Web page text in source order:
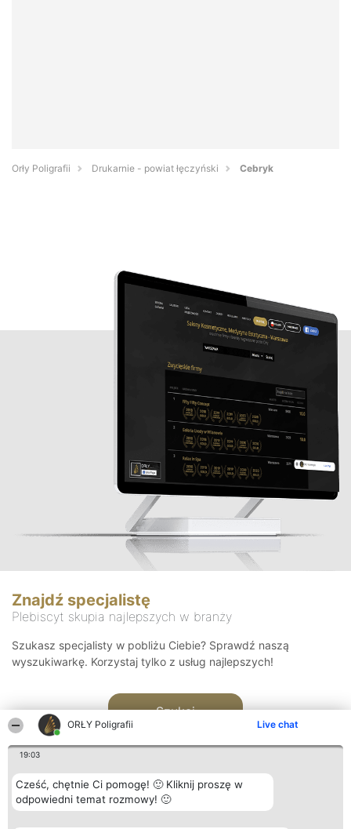
ORŁY Poligrafii Live chat
19:03
Cześć, chętnie Ci pomogę! 🙂 Kliknij proszę w
odpowiedni temat rozmowy! 🙂
Orły Poligrafii Drukarnie - powiat łęczyński Cebryk
Znajdź specjalistę
Plebiscyt skupia najlepszych w branży
Szukasz specjalisty w pobliżu Ciebie? Sprawdź naszą
wyszukiwarkę. Korzystaj tylko z usług najlepszych!
Szukaj
Organizator plebiscytu Plebiscyt Kontakt